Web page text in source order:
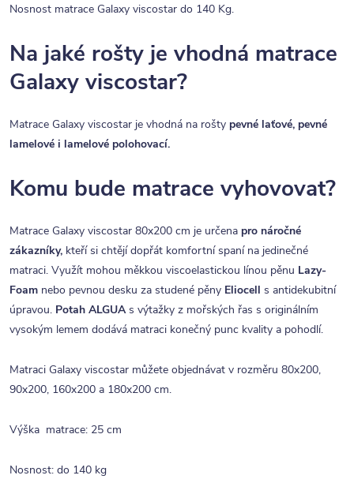
Nosnost matrace Galaxy viscostar do 140 Kg.
Na jaké rošty je vhodná matrace
Galaxy viscostar?
Matrace Galaxy viscostar je vhodná na rošty pevné laťové, pevné
lamelové i lamelové polohovací.
Komu bude matrace vyhovovat?
Matrace Galaxy viscostar 80x200 cm je určena pro náročné
zákazníky, kteří si chtějí dopřát komfortní spaní na jedinečné
matraci. Využít mohou měkkou viscoelastickou línou pěnu Lazy-
Foam nebo pevnou desku za studené pěny Eliocell s antidekubitní
úpravou. Potah ALGUAs výtažky z mořských řas s originálním
vysokým lemem dodává matraci konečný punc kvality a pohodlí.
Matraci Galaxy viscostar můžete objednávat v rozměru 80x200,
90x200, 160x200 a 180x200 cm.
Výška matrace: 25 cm
Nosnost: do 140 kg